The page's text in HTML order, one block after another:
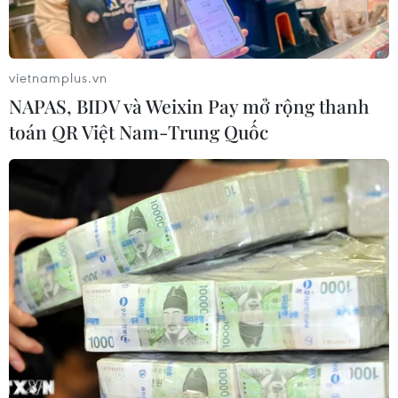
tươi tắn và tự tin
18/02/2026 01:04
Làm đẹp tóc cấp tốc với dầu ôliu để đón Tết Bính
Ngọ
16/02/2026 04:11
Bí quyết tận hưởng trọn vẹn mùa sum vầy mà
không lo tăng cân
14/02/2026 09:53
Chọn màu son, trang phục đón Tết cho hợp phong
thủy năm Bính Ngọ 2026
14/02/2026 01:39
Bí quyết làm sáng các vùng da khó nhằn không
vietnamplus.vn
NAPAS, BIDV và Weixin Pay mở rộng thanh
toán QR Việt Nam-Trung Quốc